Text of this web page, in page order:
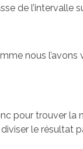
de l’intervalle
nous
pour trouver la
le résultat